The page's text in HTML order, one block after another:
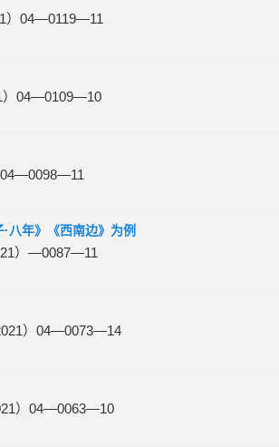
）04—0119—11
）04—0109—10
04—0098—11
年》《西南边》为例
）—0087—11
）04—0073—14
）04—0063—10